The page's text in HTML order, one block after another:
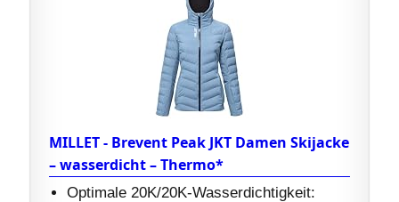
MILLET - Brevent Peak JKT Damen Skijacke
– wasserdicht – Thermo*
Optimale 20K/20K-Wasserdichtigkeit: